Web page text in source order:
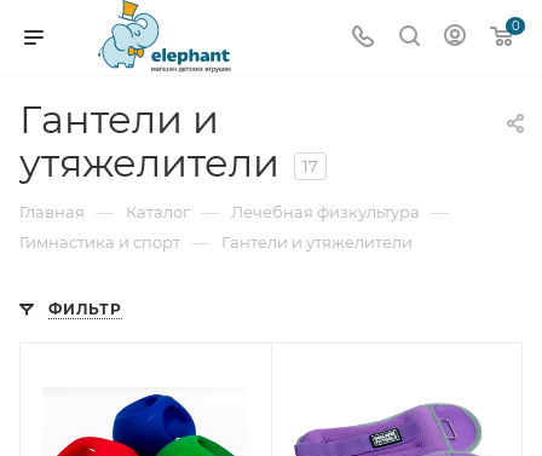
0
Гантели и
утяжелители
17
Главная — Каталог — Лечебная физкультура —
Гимнастика и спорт — Гантели и утяжелители
ФИЛЬТР